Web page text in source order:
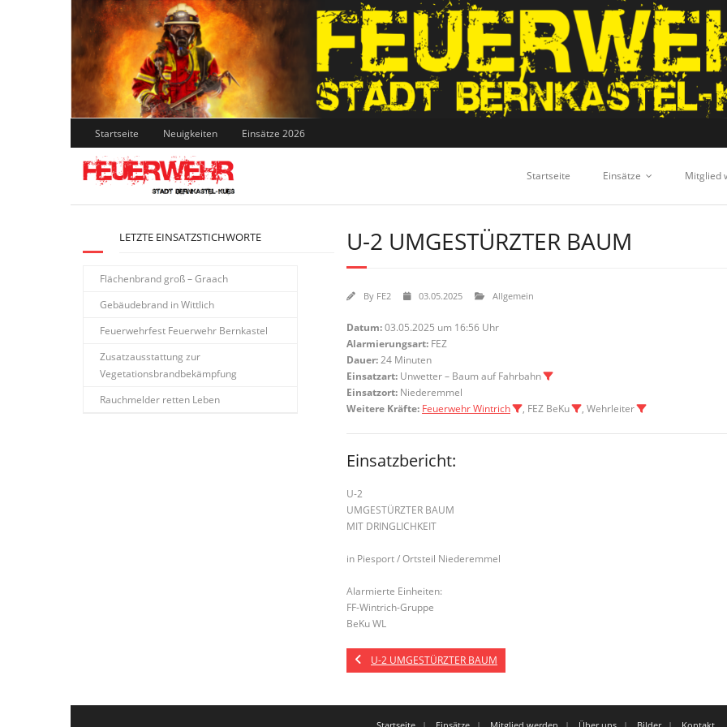
Skip
to
content
Startseite Neuigkeiten Einsätze 2026
Startseite Einsätze Mitglied
U-2 UMGESTÜRZTER BAUM
By FE2 03.05.2025 Allgemein
Datum:03.05.2025 um 16:56 Uhr
Alarmierungsart: FEZ
Dauer:24 Minuten
Einsatzart: Unwetter – Baum auf Fahrbahn
Einsatzort: Niederemmel
Weitere Kräfte: Feuerwehr Wintrich , FEZ BeKu , Wehrleiter
Einsatzbericht:
U-2
UMGESTÜRZTER BAUM
MIT DRINGLICHKEIT
in Piesport / Ortsteil Niederemmel
Alarmierte Einheiten:
FF-Wintrich-Gruppe
BeKu WL
U-2 UMGESTÜRZTER BAUM
LETZTE EINSATZSTICHWORTE
Flächenbrand groß – Graach
Gebäudebrand in Wittlich
Feuerwehrfest Feuerwehr Bernkastel
Zusatzausstattung zur
Vegetationsbrandbekämpfung
Rauchmelder retten Leben